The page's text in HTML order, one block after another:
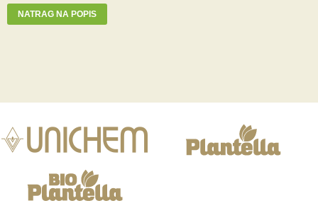
NATRAG NA POPIS